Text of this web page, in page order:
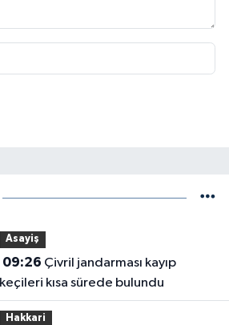
Asayiş
09:26
keçileri kısa sürede bulundu
Hakkari